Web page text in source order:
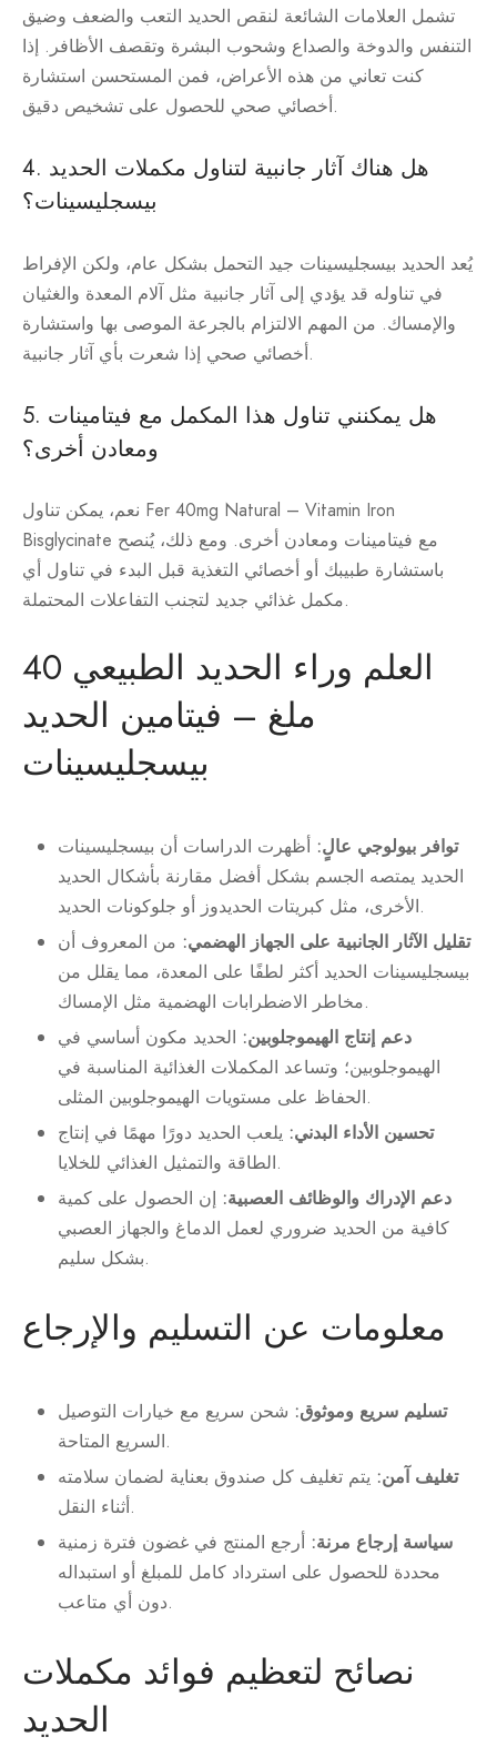
تشمل العلامات الشائعة لنقص الحديد التعب والضعف وضيق
التنفس والدوخة والصداع وشحوب البشرة وتقصف الأظافر. إذا
كنت تعاني من هذه الأعراض، فمن المستحسن استشارة
أخصائي صحي للحصول على تشخيص دقيق.
4. هل هناك آثار جانبية لتناول مكملات الحديد
بيسجليسينات؟
يُعد الحديد بيسجليسينات جيد التحمل بشكل عام، ولكن الإفراط
في تناوله قد يؤدي إلى آثار جانبية مثل آلام المعدة والغثيان
والإمساك. من المهم الالتزام بالجرعة الموصى بها واستشارة
أخصائي صحي إذا شعرت بأي آثار جانبية.
5. هل يمكنني تناول هذا المكمل مع فيتامينات
ومعادن أخرى؟
نعم، يمكن تناول Fer 40mg Natural – Vitamin Iron
Bisglycinate مع فيتامينات ومعادن أخرى. ومع ذلك، يُنصح
باستشارة طبيبك أو أخصائي التغذية قبل البدء في تناول أي
مكمل غذائي جديد لتجنب التفاعلات المحتملة.
العلم وراء الحديد الطبيعي 40
ملغ – فيتامين الحديد
بيسجليسينات
توافر بيولوجي عالٍ: أظهرت الدراسات أن بيسجليسينات
الحديد يمتصه الجسم بشكل أفضل مقارنة بأشكال الحديد
الأخرى، مثل كبريتات الحديدوز أو جلوكونات الحديد.
تقليل الآثار الجانبية على الجهاز الهضمي: من المعروف أن
بيسجليسينات الحديد أكثر لطفًا على المعدة، مما يقلل من
مخاطر الاضطرابات الهضمية مثل الإمساك.
دعم إنتاج الهيموجلوبين: الحديد مكون أساسي في
الهيموجلوبين؛ وتساعد المكملات الغذائية المناسبة في
الحفاظ على مستويات الهيموجلوبين المثلى.
تحسين الأداء البدني: يلعب الحديد دورًا مهمًا في إنتاج
الطاقة والتمثيل الغذائي للخلايا.
دعم الإدراك والوظائف العصبية: إن الحصول على كمية
كافية من الحديد ضروري لعمل الدماغ والجهاز العصبي
بشكل سليم.
معلومات عن التسليم والإرجاع
تسليم سريع وموثوق: شحن سريع مع خيارات التوصيل
السريع المتاحة.
تغليف آمن: يتم تغليف كل صندوق بعناية لضمان سلامته
أثناء النقل.
سياسة إرجاع مرنة: أرجع المنتج في غضون فترة زمنية
محددة للحصول على استرداد كامل للمبلغ أو استبداله
دون أي متاعب.
نصائح لتعظيم فوائد مكملات
الحديد